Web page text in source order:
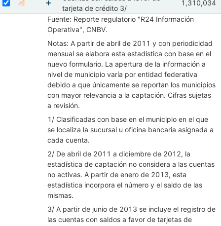
Seleccione sus seriesMostrar gráfica de la serie Cuentas con saldos a
Mostrar elementos de Cuentas con saldos a
tarjeta de crédito 3/
Feb 2026
1,310,034
Fuente: Reporte regulatorio "R24 Información
Operativa", CNBV.
Notas: A partir de abril de 2011 y con periodicidad
mensual se elabora esta estadística con base en el
nuevo formulario. La apertura de la información a
nivel de municipio varía por entidad federativa
debido a que únicamente se reportan los municipios
con mayor relevancia a la captación. Cifras sujetas
a revisión.
1/ Clasificadas con base en el municipio en el que
se localiza la sucursal u oficina bancaria asignada a
cada cuenta.
2/ De abril de 2011 a diciembre de 2012, la
estadística de captación no considera a las cuentas
no activas. A partir de enero de 2013, esta
estadística incorpora el número y el saldo de las
mismas.
3/ A partir de junio de 2013 se incluye el registro de
las cuentas con saldos a favor de tarjetas de